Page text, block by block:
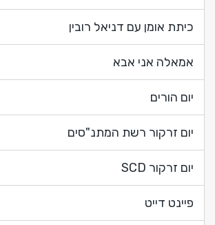
כיתת אומן עם דניאל רובין
אמאלה אני אבא
יום הורים
יום זרקור רשת המתנ"סים
יום זרקור SCD
פיינט דייט